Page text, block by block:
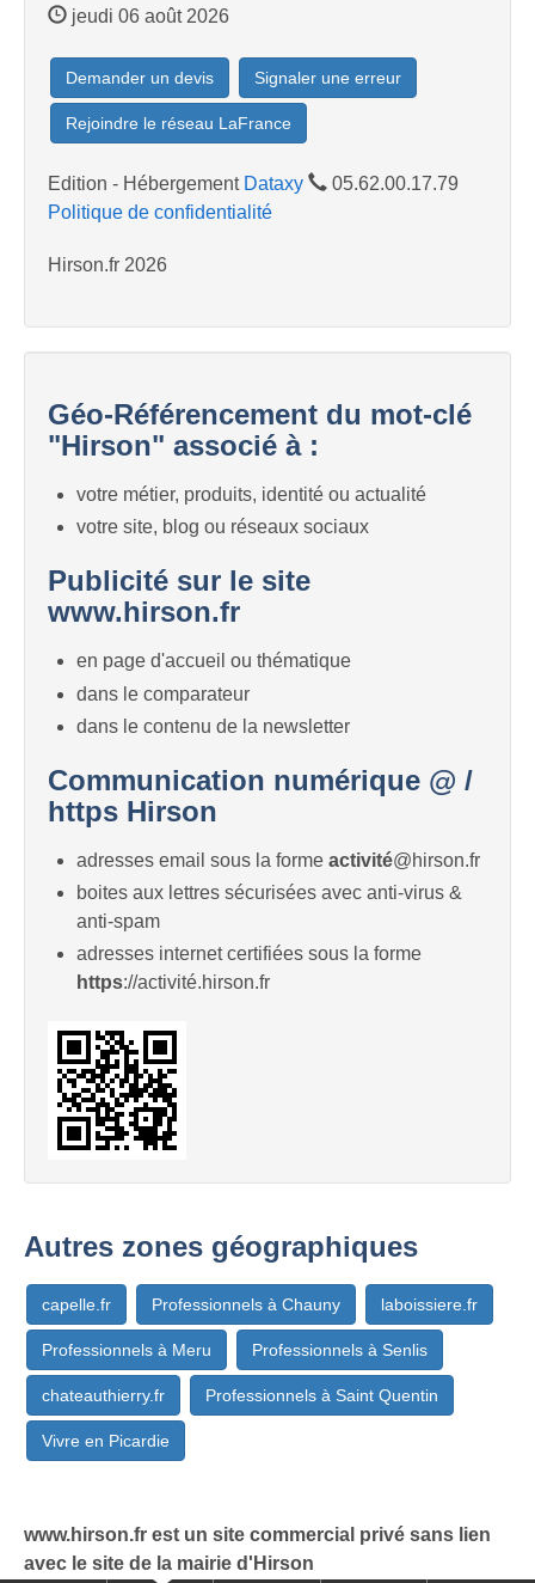
jeudi 06 août 2026
Demander un devis Signaler une erreur
Rejoindre le réseau LaFrance
Edition - Hébergement Dataxy
05.62.00.17.79
Politique de confidentialité
Hirson.fr 2026
Géo-Référencement du mot-clé
"Hirson" associé à :
votre métier, produits, identité ou actualité
votre site, blog ou réseaux sociaux
Publicité sur le site
www.hirson.fr
en page d'accueil ou thématique
dans le comparateur
dans le contenu de la newsletter
Communication numérique @ /
https Hirson
adresses email sous la forme activité@hirson.fr
boites aux lettres sécurisées avec anti-virus &
anti-spam
adresses internet certifiées sous la forme
https://activité.hirson.fr
Autres zones géographiques
capelle.fr Professionnels à Chauny laboissiere.fr
Professionnels à Meru Professionnels à Senlis
chateauthierry.fr Professionnels à Saint Quentin
Vivre en Picardie
www.hirson.fr est un site commercial privé sans lien
avec le site de la mairie d'Hirson